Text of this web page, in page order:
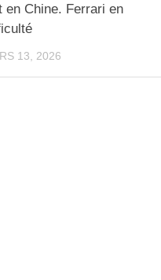
en Chine. Ferrari en
13, 2026